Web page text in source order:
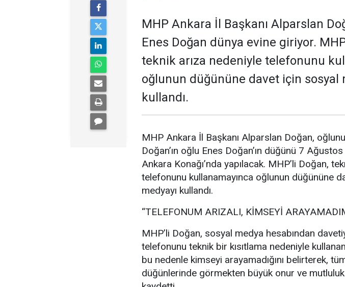
MHP Ankara İl Başkanı Alparslan
Enes Doğan dünya evine giriyor.
teknik arıza nedeniyle telefonunu
oğlunun düğününe davet için sosyal
kullandı.
MHP Ankara İl Başkanı Alparslan Doğan,
Doğan’ın oğlu Enes Doğan’ın düğünü 7
Ankara Konağı’nda yapılacak. MHP’li Doğan,
telefonunu kullanamayınca oğlunun düğününe
medyayı kullandı.
“TELEFONUM ARIZALI, KİMSEYİ
MHP’li Doğan, sosyal medya hesabından
telefonunu teknik bir kısıtlama nedeniyle
bu nedenle kimseyi arayamadığını belirterek,
düğünlerinde görmekten büyük onur ve mutluluk